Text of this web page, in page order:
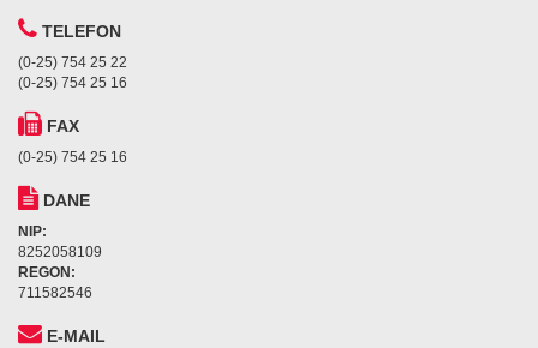
TELEFON
(0-25) 754 25 22
(0-25) 754 25 16
FAX
(0-25) 754 25 16
DANE
NIP:
8252058109
REGON:
711582546
E-MAIL